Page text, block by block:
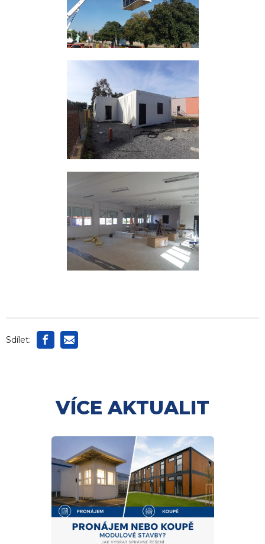
Sdílet:
VÍCE AKTUALIT